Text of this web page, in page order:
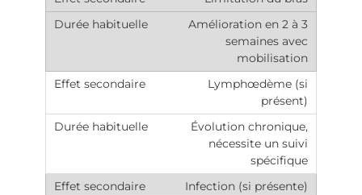
Amélioration en 2 à 3
semaines avec
mobilisation
Lymphœdème (si
présent)
Évolution chronique,
nécessite un suivi
spécifique
Infection (si présente)